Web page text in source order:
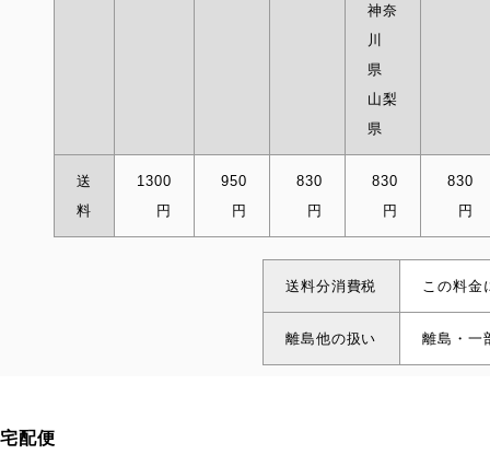
神奈
川
県
山梨
県
送
料
1300
円
950
円
830
円
830
円
830
円
送料分消費税 この料金
離島他の扱い 離島・一
宅配便